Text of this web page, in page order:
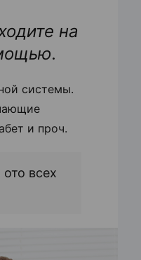
на
системы.
и проч.
всех